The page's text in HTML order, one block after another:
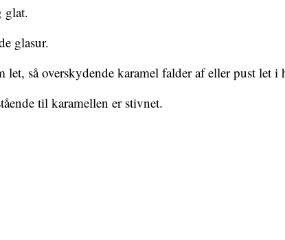
glat.
glasur.
så overskydende karamel falder af eller pust let
til karamellen er stivnet.